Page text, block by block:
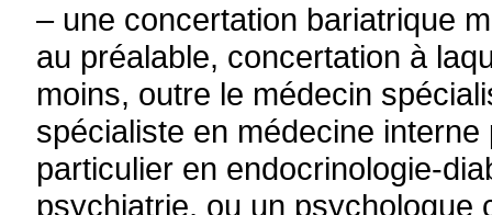
– une concertation bariatrique
au préalable, concertation à
moins, outre le médecin
spécialiste en médecine
particulier en endocrinologie-
psychiatrie, ou un psychologue